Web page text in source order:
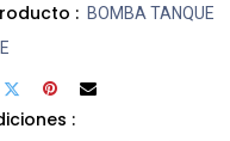
: BOMBA TANQUE
: